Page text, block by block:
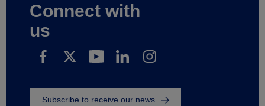
Connect with
us
Subscribe to receive our news